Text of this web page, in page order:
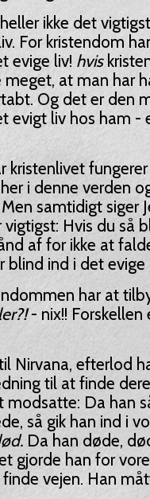
ikke det
For kristendom
evige liv! hvis
at man har
Og det er den
evigt liv hos ham -
kristenlivet
i denne verden
samtidigt siger
Hvis du så
af for ikke at
blind ind i det evige
har at
- nix!! Forskellen
Nirvana, efterlod
til at finde
modsatte: Da han
så gik han ind i
Da han døde,
gjorde han for
vejen. Han